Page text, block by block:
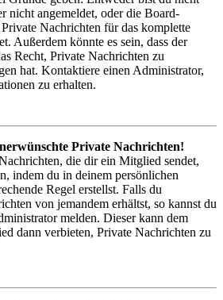
nicht angemeldet, oder die Board-
Nachrichten für das komplette
Außerdem könnte es sein, dass der
Recht, Private Nachrichten zu
hat. Kontaktiere einen Administrator,
zu erhalten.
Private Nachrichten!
die dir ein Mitglied sendet,
indem du in deinem persönlichen
Regel erstellst. Falls du
von jemandem erhältst, so kannst du
melden. Dieser kann dem
dann verbieten, Private Nachrichten zu